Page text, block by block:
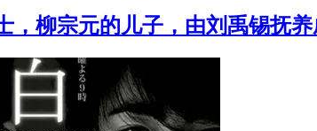
，柳宗元的儿子，由刘禹锡抚养